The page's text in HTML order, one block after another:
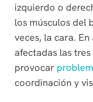
izquierdo o
los músculos del
veces, la cara.
afectadas las
provocar
coordinación y